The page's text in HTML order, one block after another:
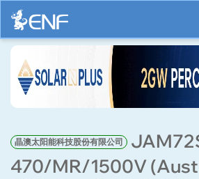
晶澳太阳能科技股份有限公司
470/MR/1500V